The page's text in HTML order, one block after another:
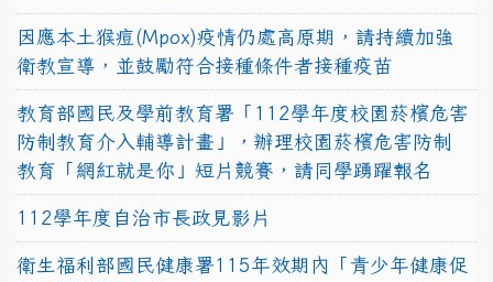
因應本土猴痘(Mpox)疫情仍處高原期，請持續加強
衛教宣導，並鼓勵符合接種條件者接種疫苗
教育部國民及學前教育署「112學年度校園菸檳危害
防制教育介入輔導計畫」，辦理校園菸檳危害防制
教育「網紅就是你」短片競賽，請同學踴躍報名
112學年度自治市長政見影片
衛生福利部國民健康署115年效期內「青少年健康促